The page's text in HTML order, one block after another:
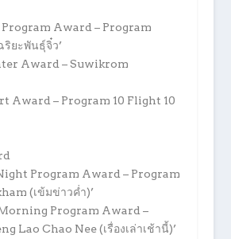
Program Award – Program
ริยะพันธุ์จิ๋ว’
Award – Suwikrom
Award – Program 10 Flight 10
Program Award – Program
(เข้มข่าวค่ำ)’
Program Award –
Lao Chao Nee (เรื่องเล่าเช้านี้)’